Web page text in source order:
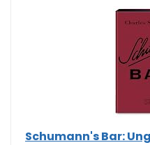
Schumann's Bar: